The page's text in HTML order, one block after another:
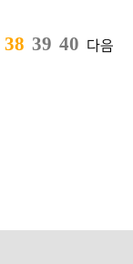
38 39 40 다음